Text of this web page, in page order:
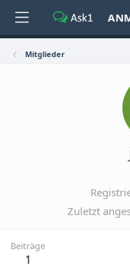
Mitglieder
Zuletzt
Beiträge
1